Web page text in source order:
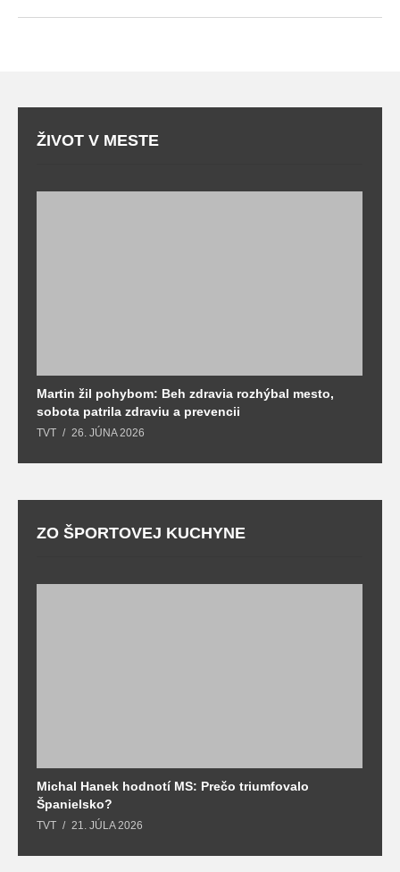
ŽIVOT V MESTE
Martin žil pohybom: Beh zdravia rozhýbal mesto,
sobota patrila zdraviu a prevencii
TVT 26. JÚNA 2026
ZO ŠPORTOVEJ KUCHYNE
Michal Hanek hodnotí MS: Prečo triumfovalo
Španielsko?
TVT 21. JÚLA 2026